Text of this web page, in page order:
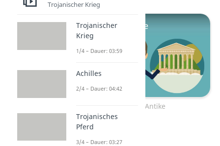
Zum Video: Antike
Trojanischer Krieg
Trojanischer
Krieg
1/4 – Dauer: 03:59
Achilles
2/4 – Dauer: 04:42
Trojanisches
Pferd
3/4 – Dauer: 03:27